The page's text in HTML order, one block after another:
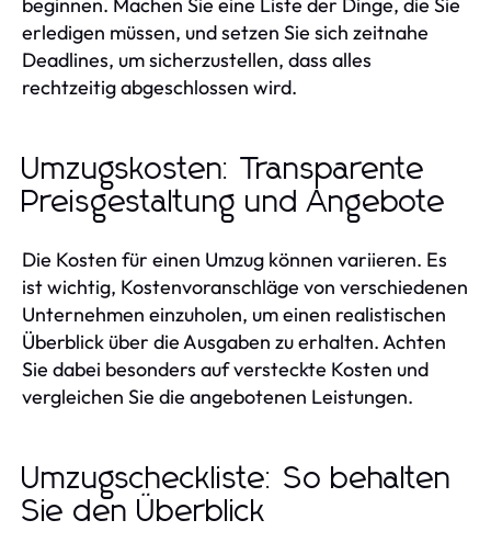
erledigen müssen, und setzen Sie sich zeitnahe
Deadlines, um sicherzustellen, dass alles
rechtzeitig abgeschlossen wird.
Umzugskosten: Transparente
Preisgestaltung und Angebote
Die Kosten für einen Umzug können variieren. Es
ist wichtig, Kostenvoranschläge von verschiedenen
Unternehmen einzuholen, um einen realistischen
Überblick über die Ausgaben zu erhalten. Achten
Sie dabei besonders auf versteckte Kosten und
vergleichen Sie die angebotenen Leistungen.
Umzugscheckliste: So behalten
Sie den Überblick